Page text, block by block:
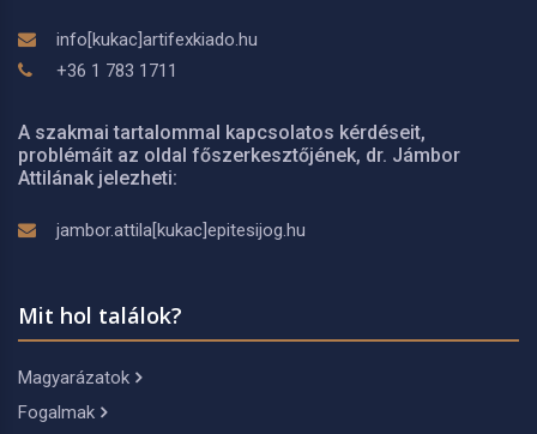
info[kukac]artifexkiado.hu
+36 1 783 1711
A szakmai tartalommal kapcsolatos kérdéseit,
problémáit az oldal főszerkesztőjének, dr. Jámbor
Attilának jelezheti:
jambor.attila[kukac]epitesijog.hu
Mit hol találok?
Magyarázatok
Fogalmak